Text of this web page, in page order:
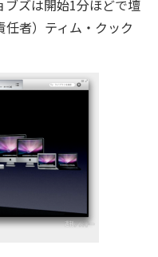
ズは開始1分ほどで壇
任者）ティム・クック